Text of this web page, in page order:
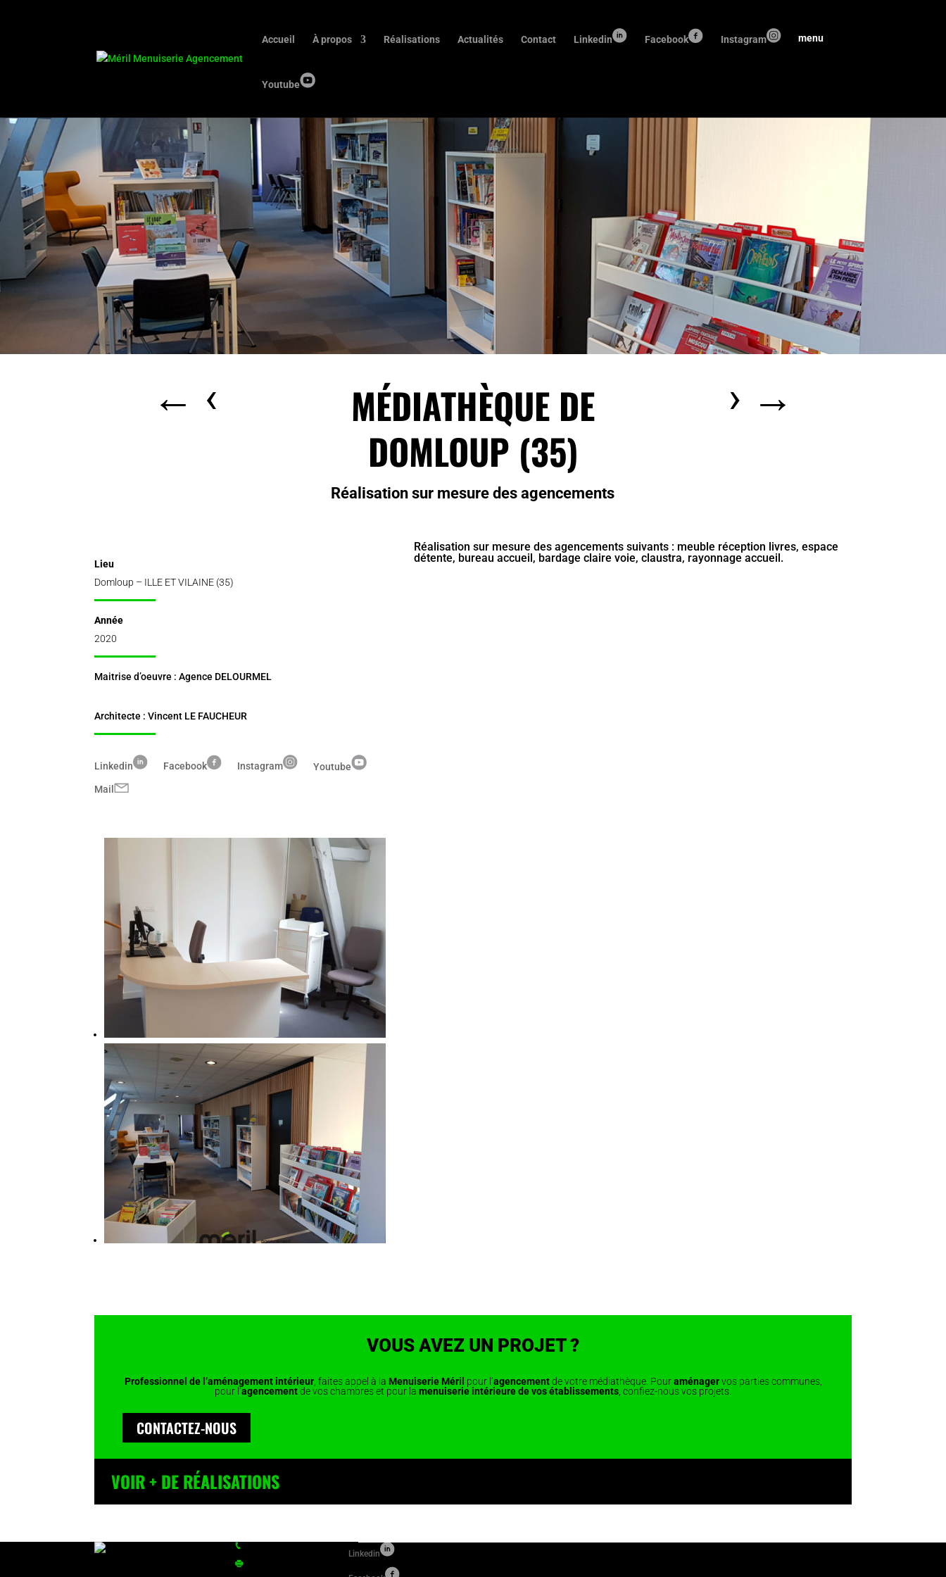
Accueil À propos Réalisations Actualités Contact Linkedin Facebook Instagram
Youtube
← ‹
MÉDIATHÈQUE DE
DOMLOUP (35)
Réalisation sur mesure des agencements
› →
Lieu
Domloup – ILLE ET VILAINE (35)
Année
2020
Maitrise d’oeuvre : Agence DELOURMEL
Architecte : Vincent LE FAUCHEUR
Linkedin Facebook Instagram
Youtube
Mail
Réalisation sur mesure des agencements suivants : meuble réception livres, espace
détente, bureau accueil, bardage claire voie, claustra, rayonnage accueil.
VOUS AVEZ UN PROJET ?
Professionnel de l’aménagement intérieur, faites appel à la Menuiserie Méril pour l’agencementde votre médiathèque. Pouraménagervos parties communes,
pour l’agencementde vos chambres et pour la menuiserie intérieure de vos établissements, confiez-nous vos projets.
CONTACTEZ-NOUS
VOIR + DE RÉALISATIONS
Linkedin